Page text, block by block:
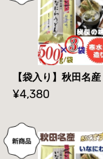
¥4,380